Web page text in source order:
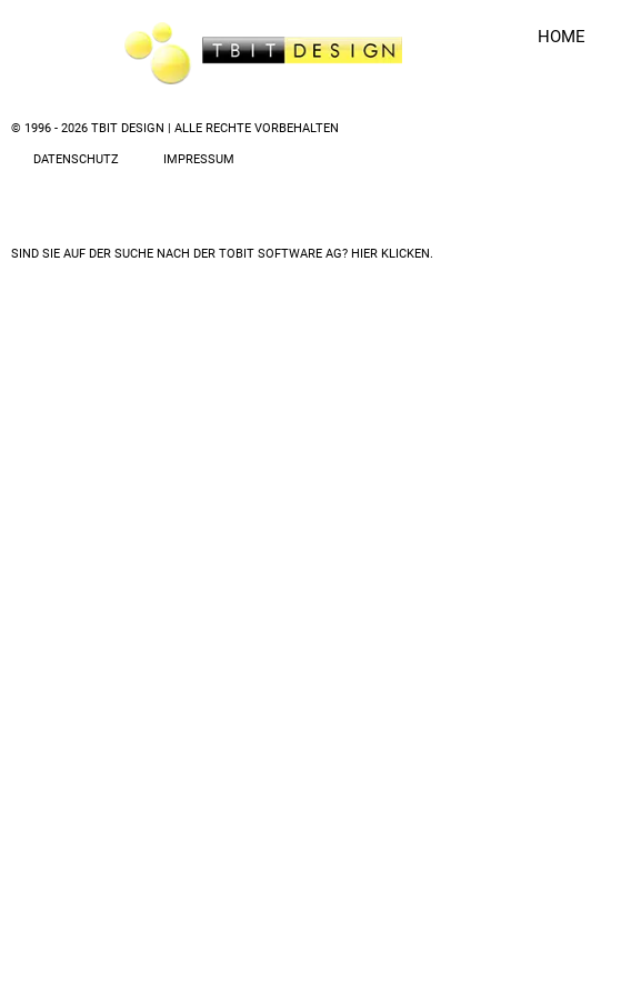
HOME
© 1996 - 2026 TBIT DESIGN | ALLE RECHTE VORBEHALTEN
DATENSCHUTZ IMPRESSUM
SIND SIE AUF DER SUCHE NACH DER TOBIT SOFTWARE AG? HIER KLICKEN.